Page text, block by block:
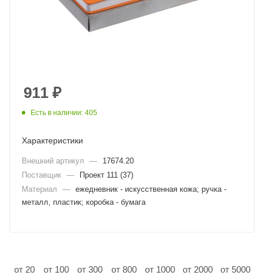
911 ₽
Есть в наличии: 405
Характеристики
Внешний артикул —
17674.20
Поставщик —
Проект 111 (37)
Материал
— ежедневник - искусственная кожа; ручка -
металл, пластик; коробка - бумага
от 20
от 100
от 300
от 800
от 1000
от 2000
от 5000